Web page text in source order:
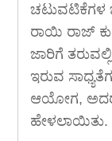
ಚಟುವಟಿಕೆಗಳ
ರಾಯಿ ರಾಜ್
ಜಾರಿಗೆ
ಇರುವ
ಆಯೋಗ, ಅದರ
ಹೇಳಲಾಯಿತು.